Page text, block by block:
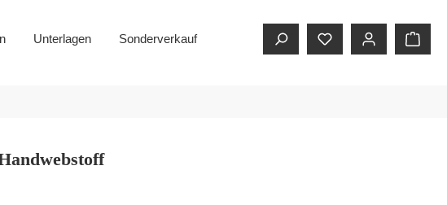
Unterlagen Sonderverkauf